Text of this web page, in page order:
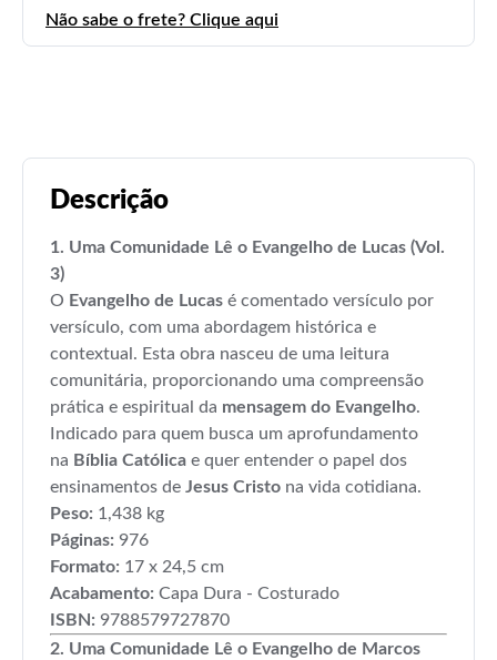
Não sabe o frete? Clique aqui
Descrição
1. Uma Comunidade Lê o Evangelho de Lucas (Vol.
3)
O Evangelho de Lucas é comentado versículo por
versículo, com uma abordagem histórica e
contextual. Esta obra nasceu de uma leitura
comunitária, proporcionando uma compreensão
prática e espiritual da mensagem do Evangelho.
Indicado para quem busca um aprofundamento
na Bíblia Católica e quer entender o papel dos
ensinamentos de Jesus Cristo na vida cotidiana.
Peso: 1,438 kg
Páginas: 976
Formato: 17 x 24,5 cm
Acabamento: Capa Dura - Costurado
ISBN: 9788579727870
2. Uma Comunidade Lê o Evangelho de Marcos